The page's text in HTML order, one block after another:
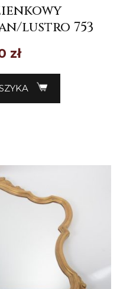
lustro 753
zł